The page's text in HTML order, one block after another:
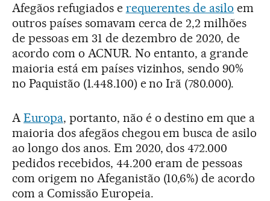
Afegãos refugiados e requerentes de asilo em
outros países somavam cerca de 2,2 milhões
de pessoas em 31 de dezembro de 2020, de
acordo com o ACNUR. No entanto, a grande
maioria está em países vizinhos, sendo 90%
no Paquistão (1.448.100) e no Irã (780.000).
AEuropa, portanto, não é o destino em que a
maioria dos afegãos chegou em busca de asilo
ao longo dos anos. Em 2020, dos 472.000
pedidos recebidos, 44.200 eram de pessoas
com origem no Afeganistão (10,6%) de acordo
com a Comissão Europeia.